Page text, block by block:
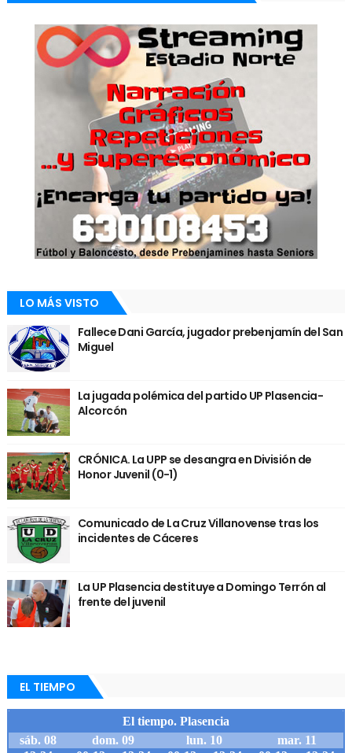
LO MÁS VISTO
Fallece Dani García, jugador prebenjamín del San
Miguel
La jugada polémica del partido UP Plasencia-
Alcorcón
CRÓNICA. La UPP se desangra en División de
Honor Juvenil (0-1)
Comunicado de La Cruz Villanovense tras los
incidentes de Cáceres
La UP Plasencia destituye a Domingo Terrón al
frente del juvenil
EL TIEMPO